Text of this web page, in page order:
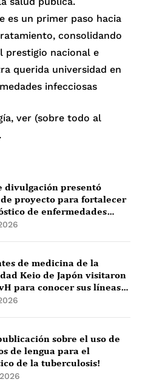
es un primer paso hacia
consolidando
prestigio nacional e
querida universidad en
infecciosas
ver (sobre todo al
divulgación presentó
de proyecto para fortalecer
de enfermedades
la Amazonía peruana
de medicina de la
Keio de Japón visitaron
para conocer sus líneas
sobre el uso de
de lengua para el
de la tuberculosis!